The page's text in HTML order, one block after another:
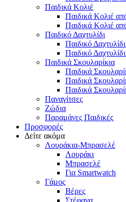
Παιδικά Κολιέ
Παιδικά Κολιέ
Παιδικά Κολιέ
Παιδικό Δαχτυλίδι
Παιδικό
Παιδικό
Παιδικά Σκουλαρίκια
Παιδικά
Παιδικά
Παιδικά
Παναγίτσες
Ζώδια
Παραμάνες Παιδικές
Προσφορές
Δείτε ακόμα
Λουράκια-Μπρασελέ
Λουράκι
Μπρασελέ
Για Smartwatch
Γάμος
Βέρες
Στέφανα